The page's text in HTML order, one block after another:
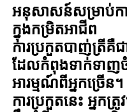
អនុសាសន៍សម្រាប់ក
ក្នុងកម្រិតអាជីព
ការប្រកួតបាញ់ត្រីគឺ
ដែលកំពុងទាក់ទា
អារម្មណ៍ពីអ្នកច្រើន
ការប្រកួតនេះ អ្នកត្